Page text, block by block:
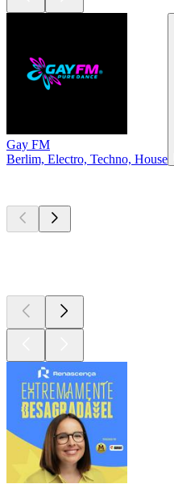
Gay FM
Berlim, Electro, Techno, House